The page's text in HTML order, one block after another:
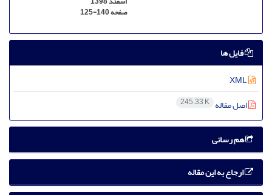
صفحه125-140
فایل ها
اصل مقاله 245.33 K
هم رسانی
ارجاع به این مقاله